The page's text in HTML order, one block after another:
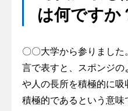
は何ですか
〇〇大学から参りまし
言で表すと、スポンジ
や人の長所を積極的に吸
積極的であるという意